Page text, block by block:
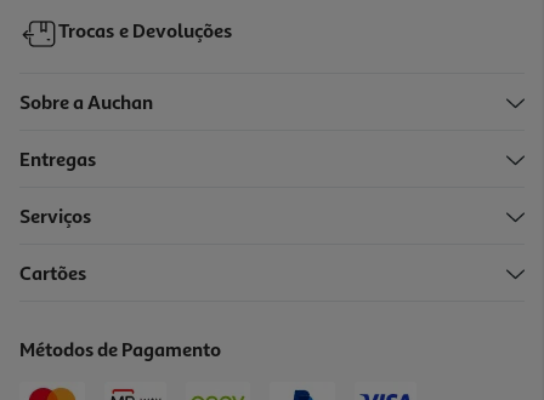
Trocas e Devoluções
Sobre a Auchan
Entregas
Serviços
Cartões
Métodos de Pagamento